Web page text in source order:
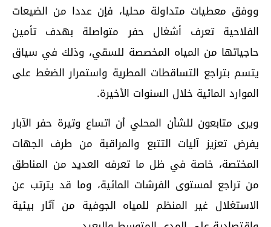
ووفق معطيات متداولة محليا، فإن عددا من الضيعات
الفلاحية تعرف أشغال حفر متواصلة بهدف تأمين
حاجياتها من المياه المخصصة للسقي، وذلك في سياق
يتسم بتراجع التساقطات المطرية واستمرار الضغط على
الموارد المائية خلال السنوات الأخيرة.
ويرى متابعون للشأن المحلي أن اتساع وتيرة حفر الآبار
يفرض تعزيز آليات التتبع والمراقبة من طرف الجهات
المختصة، خاصة في ظل ما تعرفه العديد من المناطق
من تراجع لمستوى الفرشات المائية، وما قد يترتب عن
الاستغلال غير المنظم للمياه الجوفية من آثار بيئية